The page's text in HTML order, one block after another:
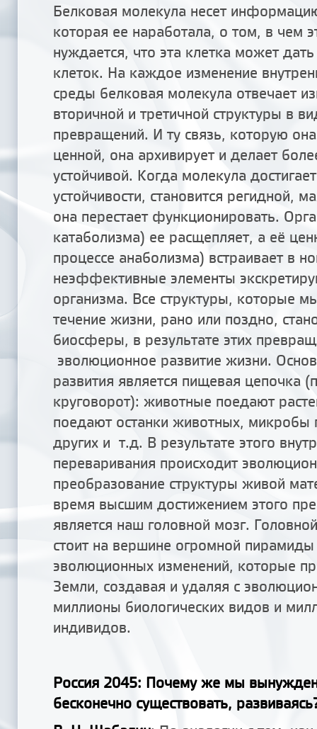
Белковая молекула несет
которая ее наработала, о том, в чем
нуждается, что эта клетка может
клеток. На каждое изменение
среды белковая молекула отвечает
вторичной и третичной структуры в
превращений. И ту связь, которую
ценной, она архивирует и делает
устойчивой. Когда молекула
устойчивости, становится регидной,
она перестает функционировать.
катаболизма) ее расщепляет, а её
процессе анаболизма) встраивает в
неэффективные элементы
организма. Все структуры, которые
течение жизни, рано или поздно,
биосферы, в результате этих
эволюционное развитие жизни.
развития является пищевая цепочка
круговорот): животные поедают
поедают останки животных, микробы
других и т.д. В результате этого
переваривания происходит
преобразование структуры живой
время высшим достижением этого
является наш головной мозг.
стоит на вершине огромной пирамиды
эволюционных изменений, которые
Земли, создавая и удаляя с
миллионы биологических видов и
индивидов.
Россия 2045: Почему же мы
бесконечно существовать,